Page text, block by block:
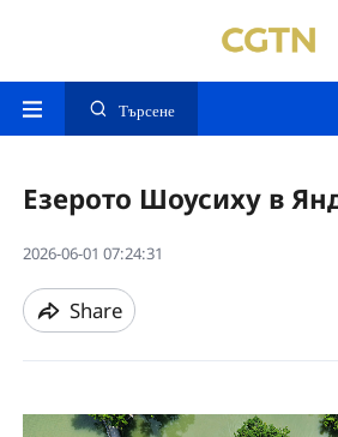
Търсене
Езерото Шоусиху в
2026-06-01 07:24:31
Share